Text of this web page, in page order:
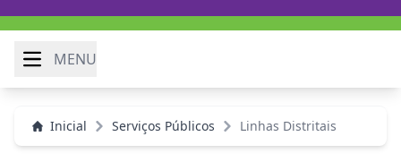
MENU
Inicial Serviços Públicos Linhas Distritais